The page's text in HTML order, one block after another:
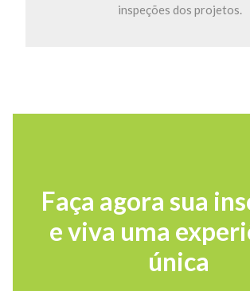
inspeções dos projetos.
Faça agora sua
e viva uma
única